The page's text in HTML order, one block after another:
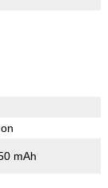
mAh